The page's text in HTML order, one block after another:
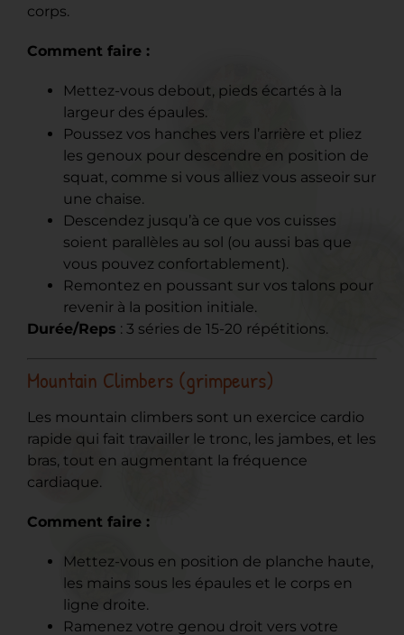
corps.
Comment faire :
Mettez-vous debout, pieds écartés à la
largeur des épaules.
Poussez vos hanches vers l’arrière et pliez
les genoux pour descendre en position de
squat, comme si vous alliez vous asseoir sur
une chaise.
Descendez jusqu’à ce que vos cuisses
soient parallèles au sol (ou aussi bas que
vous pouvez confortablement).
Remontez en poussant sur vos talons pour
revenir à la position initiale.
Durée/Reps : 3 séries de 15-20 répétitions.
Mountain Climbers (grimpeurs)
Les mountain climbers sont un exercice cardio
rapide qui fait travailler le tronc, les jambes, et les
bras, tout en augmentant la fréquence
cardiaque.
Comment faire :
Mettez-vous en position de planche haute,
les mains sous les épaules et le corps en
ligne droite.
Ramenez votre genou droit vers votre